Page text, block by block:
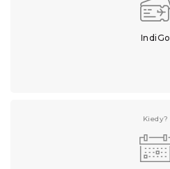
IndiGo
Kiedy?